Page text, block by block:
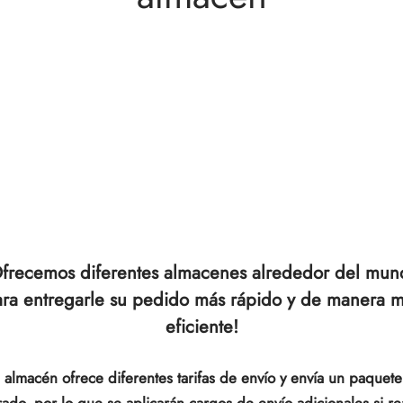
diferentes almacenes alrededor del
entregarle su pedido más rápido y de manera
eficiente!
almacén ofrece diferentes tarifas de envío y envía un